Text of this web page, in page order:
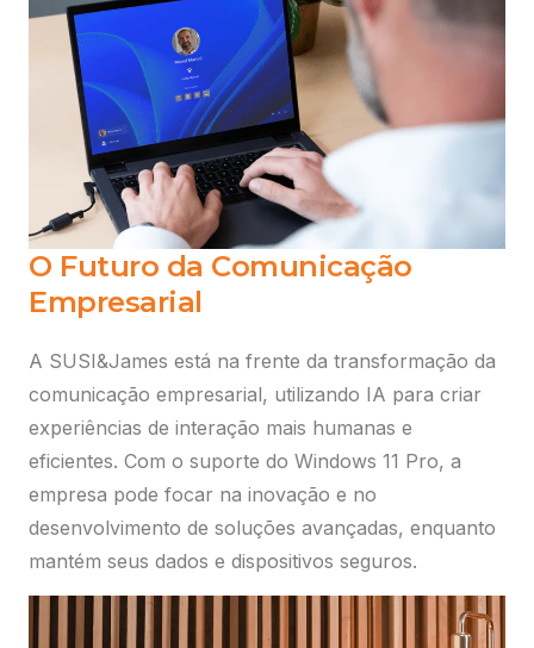
Solicite sua cotação abaixo:
Selecione abaixo uma das opções e faça
o login para acessar.
Portal do Revendedor
Acesse os serviços relacionados a comissões.
Preciso de ajuda
Serviços de pós-venda: emissão de 2ª via de NF,
boleto e consulta de status de pedido.
Preciso de ajuda
Plataforma Cloud
produtos com autonomia.
Preciso de ajuda
O Futuro da Comunicação
Empresarial
A SUSI&James está na frente da transformação da
comunicação empresarial, utilizando IA para criar
experiências de interação mais humanas e
eficientes. Com o suporte do Windows 11 Pro, a
empresa pode focar na inovação e no
desenvolvimento de soluções avançadas, enquanto
mantém seus dados e dispositivos seguros.